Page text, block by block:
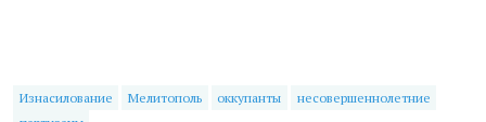
Изнасилование Мелитополь оккупанты
несовершеннолетние